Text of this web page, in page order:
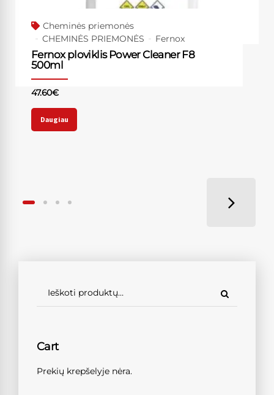
Cheminės priemonės
CHEMINĖS PRIEMONĖS
Fernox
Fernox ploviklis Power Cleaner F8
500ml
47.60€
Daugiau
Cart
Prekių krepšelyje nėra.